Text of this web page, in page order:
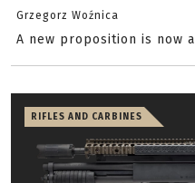
Grzegorz Woźnica
A new proposition is now
RIFLES AND CARBINES